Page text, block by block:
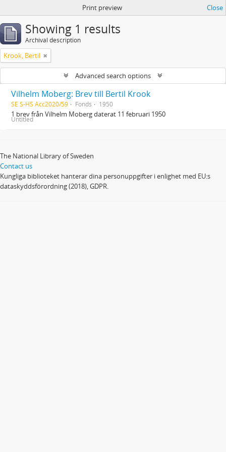
Print preview Close
Showing 1 results
Archival description
Krook, Bertil
Advanced search options
Vilhelm Moberg: Brev till Bertil Krook
SE S-HS Acc2020/59 Fonds 1950
1 brev från Vilhelm Moberg daterat 11 februari 1950
Untitled
The National Library of Sweden
Contact us
Kungliga biblioteket hanterar dina personuppgifter i enlighet med EU:s
dataskyddsförordning (2018), GDPR.